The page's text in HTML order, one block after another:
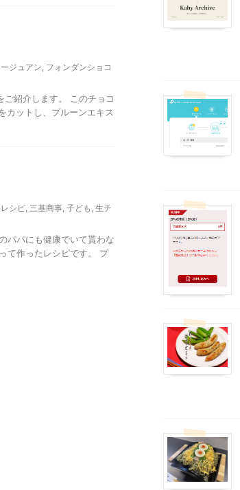
ジュアン フォンダンショコ
紹介します。 このチョコ
カットし、プルーンエキス
レシピ 三基商事 子ども 生チ
パパにも健康でいて貰わな
て作ったレシピです。 プ